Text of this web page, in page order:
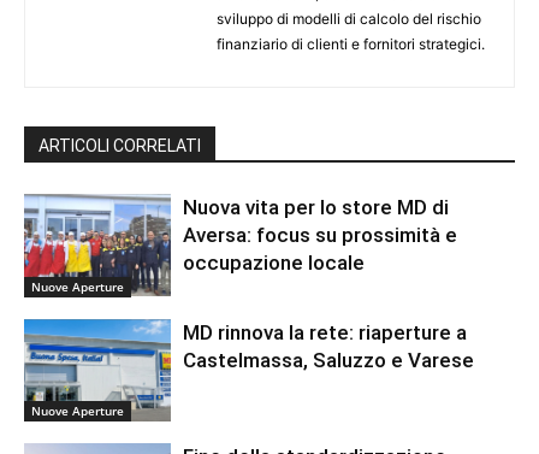
sviluppo di modelli di calcolo del rischio
finanziario di clienti e fornitori strategici.
ARTICOLI CORRELATI
Nuove Aperture
Nuova vita per lo store MD di
Aversa: focus su prossimità e
occupazione locale
Nuove Aperture
MD rinnova la rete: riaperture a
Castelmassa, Saluzzo e Varese